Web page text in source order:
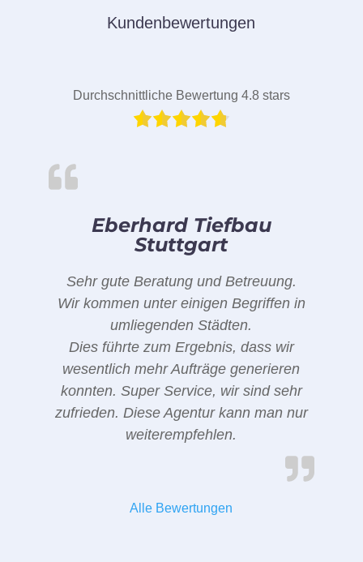
Kundenbewertungen
Durchschnittliche Bewertung 4.8 stars
Eberhard Tiefbau
Stuttgart
Sehr gute Beratung und Betreuung.
Wir kommen unter einigen Begriffen in
umliegenden Städten.
Dies führte zum Ergebnis, dass wir
wesentlich mehr Aufträge generieren
konnten. Super Service, wir sind sehr
zufrieden. Diese Agentur kann man nur
weiterempfehlen.
Alle Bewertungen